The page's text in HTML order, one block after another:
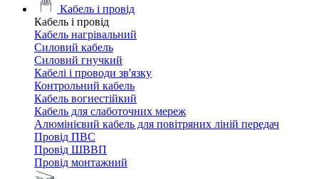
Кабель і провід
Кабель і провід
Кабель нагрівальний
Силовий кабель
Силовий гнучкий
Кабелі і проводи зв'язку
Контрольний кабель
Кабель вогнестійкий
Кабель для слаботочних мереж
Алюмінієвий кабель для повітряних ліній передач
Провід ПВС
Провід ШВВП
Провід монтажний